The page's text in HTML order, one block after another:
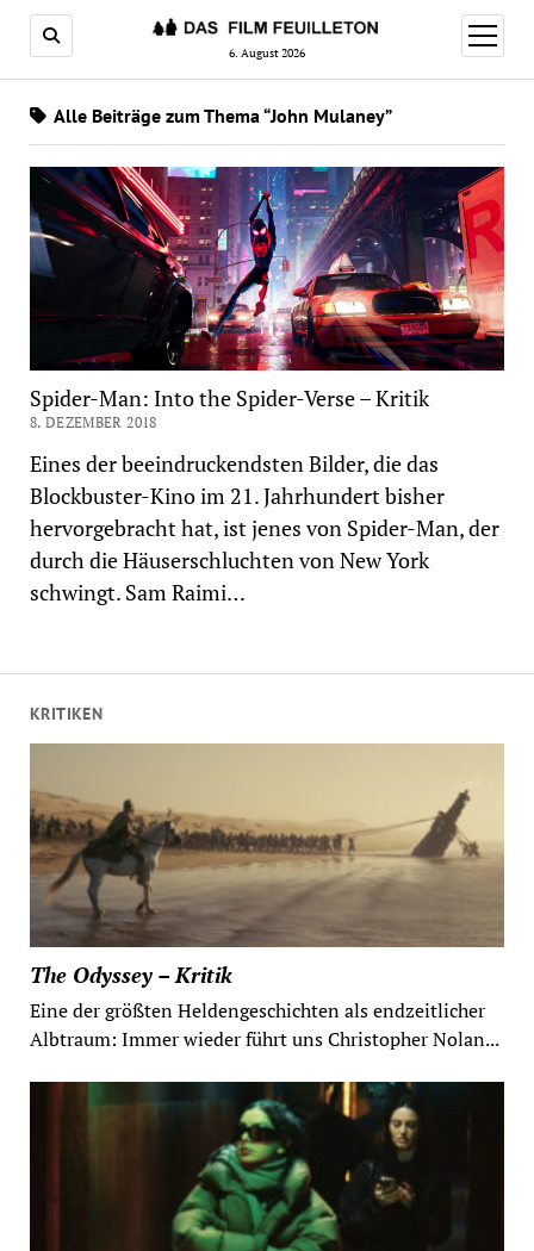
6. August 2026
Menü
öffnen
KRITIKEN
The Odyssey – Kritik
Eine der größten Heldengeschichten als endzeitlicher
Albtraum: Immer wieder führt uns Christopher Nolan...
Alle Beiträge zum Thema “John Mulaney”
Spider-Man: Into the Spider-Verse – Kritik
8. DEZEMBER 2018
Eines der beeindruckendsten Bilder, die das
Blockbuster-Kino im 21. Jahrhundert bisher
hervorgebracht hat, ist jenes von Spider-Man, der
durch die Häuserschluchten von New York
schwingt. Sam Raimi…